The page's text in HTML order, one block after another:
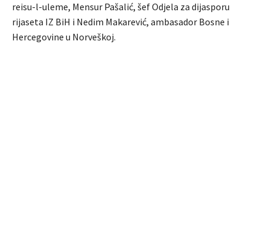
reisu-l-uleme, Mensur Pašalić, šef Odjela za dijasporu
rijaseta IZ BiH i Nedim Makarević, ambasador Bosne i
Hercegovine u Norveškoj.